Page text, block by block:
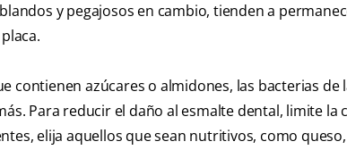
y pegajosos en cambio, tienden a
contienen azúcares o almidones, las bacterias de
Para reducir el daño al esmalte dental, limite la
elija aquellos que sean nutritivos, como